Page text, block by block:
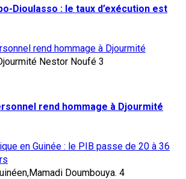
Dioulasso : le taux d’exécution est
rend hommage à Djourmité
3
rend hommage à Djourmité
en Guinée : le PIB passe de 20 à 36
4